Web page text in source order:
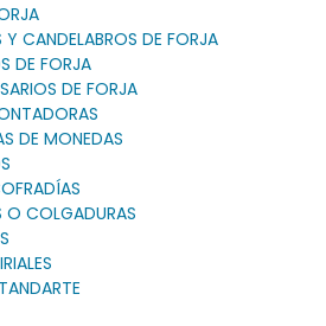
Y CANDELABROS DE FORJA
DE FORJA
DE FORJA
DE MONEDAS
O COLGADURAS